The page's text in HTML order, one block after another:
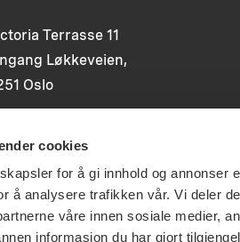
cookies
for å gi innhold og annonser
å analysere trafikken vår. Vi deler
våre innen sosiale medier,
informasjon du har gjort
Terrasse 11
Løkkeveien,
Oslo